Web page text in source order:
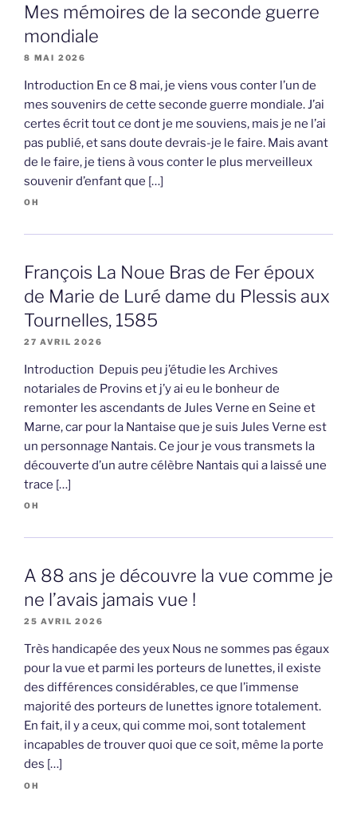
Mes mémoires de la seconde guerre
mondiale
8 MAI 2026
Introduction En ce 8 mai, je viens vous conter l’un de
mes souvenirs de cette seconde guerre mondiale. J’ai
certes écrit tout ce dont je me souviens, mais je ne l’ai
pas publié, et sans doute devrais-je le faire. Mais avant
de le faire, je tiens à vous conter le plus merveilleux
souvenir d’enfant que […]
OH
François La Noue Bras de Fer époux
de Marie de Luré dame du Plessis aux
Tournelles, 1585
27 AVRIL 2026
Introduction Depuis peu j’étudie les Archives
notariales de Provins et j’y ai eu le bonheur de
remonter les ascendants de Jules Verne en Seine et
Marne, car pour la Nantaise que je suis Jules Verne est
un personnage Nantais. Ce jour je vous transmets la
découverte d’un autre célèbre Nantais qui a laissé une
trace […]
OH
A 88 ans je découvre la vue comme je
ne l’avais jamais vue !
25 AVRIL 2026
Très handicapée des yeux Nous ne sommes pas égaux
pour la vue et parmi les porteurs de lunettes, il existe
des différences considérables, ce que l’immense
majorité des porteurs de lunettes ignore totalement.
En fait, il y a ceux, qui comme moi, sont totalement
incapables de trouver quoi que ce soit, même la porte
des […]
OH